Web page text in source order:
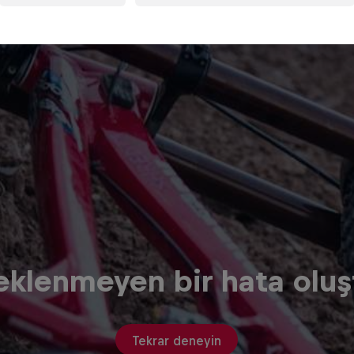
bir hata
Tekrar deneyin